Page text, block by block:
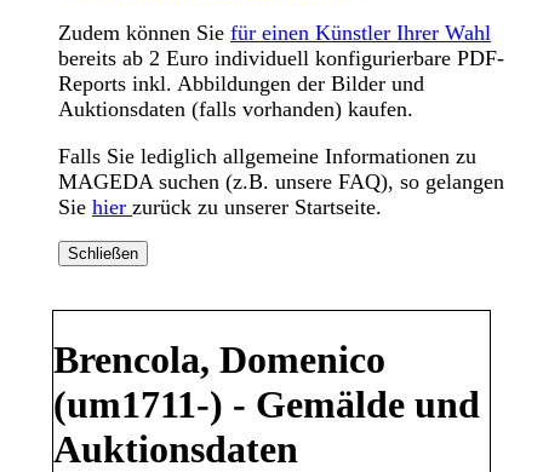
Zudem können Sie für einen Künstler Ihrer Wahl
bereits ab 2 Euro individuell konfigurierbare PDF-
Reports inkl. Abbildungen der Bilder und
Auktionsdaten (falls vorhanden) kaufen.
Falls Sie lediglich allgemeine Informationen zu
MAGEDA suchen (z.B. unsere FAQ), so gelangen
Sie hier zurück zu unserer Startseite.
Schließen
Brencola, Domenico
(um1711-) - Gemälde und
Auktionsdaten